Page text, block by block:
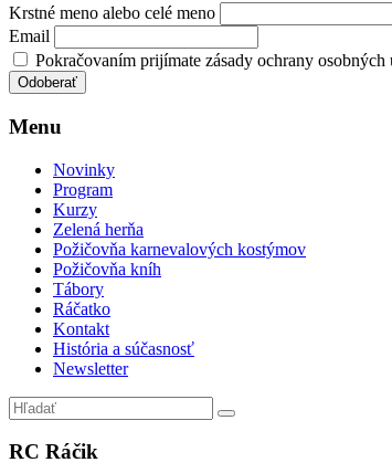
Krstné meno alebo celé meno
Email
Pokračovaním prijímate zásady ochrany osobných
Menu
Novinky
Program
Kurzy
Zelená herňa
Požičovňa karnevalových kostýmov
Požičovňa kníh
Tábory
Ráčatko
Kontakt
História a súčasnosť
Newsletter
RC Ráčik